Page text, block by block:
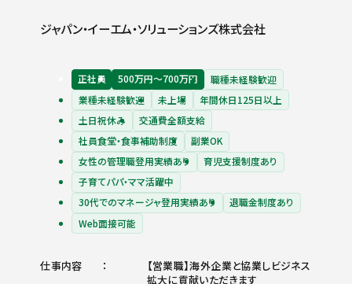
ジャパン・イーエム・ソリューションズ株式会社
正社員 500万円〜700万円
職種未経験歓迎
業種未経験歓迎
未上場
年間休日125日以上
土日祝休み
交通費全額支給
社員食堂・食事補助制度
副業OK
女性の管理職登用実績あり
育児支援制度あり
子育てパパ・ママ活躍中
30代でのマネージャ登用実績あり
退職金制度あり
Web面接可能
仕事内容
【営業職】海外企業と協業しビジネス
拡大に貢献いただきます